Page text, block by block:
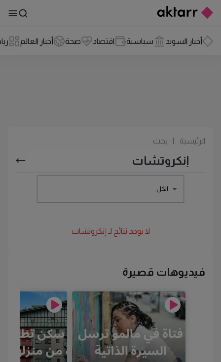
أخبار السويد سياسية اقتصاد صحة أخبار العالم
الرئيسية بحث
الكل
لا يوجد نتائج لـ إنكروتشات
فيديوهات قصيرة